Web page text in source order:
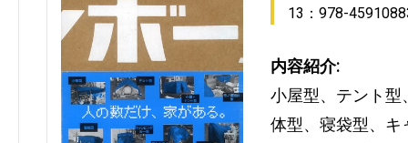
13：978-
内容紹介:
小屋型、テント型
体型、寝袋型、キ